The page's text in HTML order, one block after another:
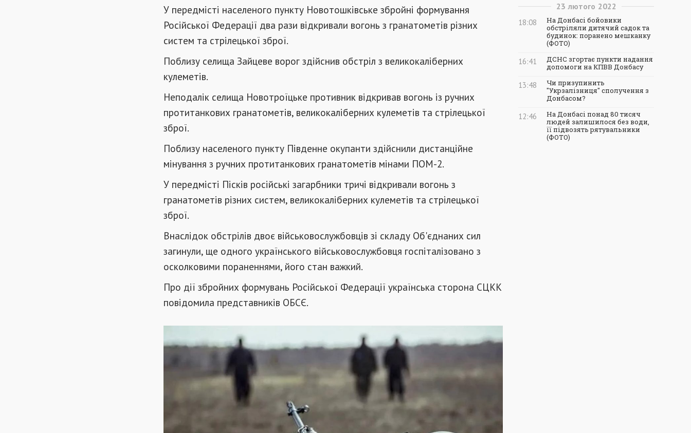
У передмісті населеного пункту Новотошківське збройні формування
Російської Федерації два рази відкривали вогонь з гранатометів різних
систем та стрілецької зброї.
Поблизу селища Зайцеве ворог здійснив обстріл з великокаліберних
кулеметів.
Неподалік селища Новотроїцьке противник відкривав вогонь із ручних
протитанкових гранатометів, великокаліберних кулеметів та стрілецької
зброї.
Поблизу населеного пункту Південне окупанти здійснили дистанційне
мінування з ручних протитанкових гранатометів мінами ПОМ-2.
У передмісті Пісків російські загарбники тричі відкривали вогонь з
гранатометів різних систем, великокаліберних кулеметів та стрілецької
зброї.
Внаслідок обстрілів двоє військовослужбовців зі складу Об'єднаних сил
загинули, ще одного українського військовослужбовця госпіталізовано з
осколковими пораненнями, його стан важкий.
Про дії збройних формувань Російської Федерації українська сторона СЦКК
повідомила представників ОБСЄ.
23 лютого 2022
18:08
На Донбасі бойовики
обстріляли дитячий садок та
будинок: поранено мешканку
(ФОТО)
16:41
ДСНС згортає пункти надання
допомоги на КПВВ Донбасу
13:48
Чи призупинить
"Укрзалізниця" сполучення з
Донбасом?
12:46
На Донбасі понад 80 тисяч
людей залишилося без води,
її підвозять рятувальники
(ФОТО)